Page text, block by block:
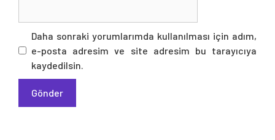
Daha sonraki yorumlarımda kullanılması için adım,
e-posta adresim ve site adresim bu tarayıcıya
kaydedilsin.